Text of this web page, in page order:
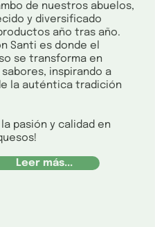
de nuestros abuelos,
y diversificado
año tras año.
Santi es donde el
se transforma en
inspirando a
la auténtica tradición
la pasión y calidad en
Leer más...